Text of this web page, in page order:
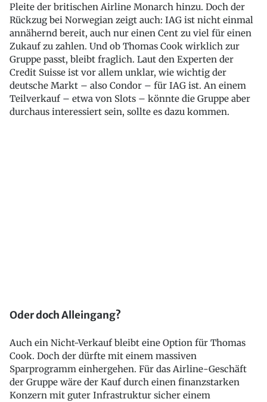
Pleite der britischen Airline Monarch hinzu. Doch der
Rückzug bei Norwegian zeigt auch: IAG ist nicht einmal
annähernd bereit, auch nur einen Cent zu viel für einen
Zukauf zu zahlen. Und ob Thomas Cook wirklich zur
Gruppe passt, bleibt fraglich. Laut den Experten der
Credit Suisse ist vor allem unklar, wie wichtig der
deutsche Markt – also Condor – für IAG ist. An einem
Teilverkauf – etwa von Slots – könnte die Gruppe aber
durchaus interessiert sein, sollte es dazu kommen.
Oder doch Alleingang?
Auch ein Nicht-Verkauf bleibt eine Option für Thomas
Cook. Doch der dürfte mit einem massiven
Sparprogramm einhergehen. Für das Airline-Geschäft
der Gruppe wäre der Kauf durch einen finanzstarken
Konzern mit guter Infrastruktur sicher einem